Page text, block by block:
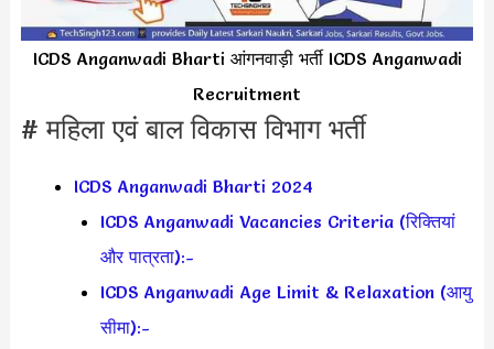
ICDS Anganwadi Bharti आंगनवाड़ी भर्ती ICDS Anganwadi
Recruitment
# महिला एवं बाल विकास विभाग भर्ती
ICDS Anganwadi Bharti 2024
ICDS Anganwadi Vacancies Criteria (रिक्तियां
और पात्रता):-
ICDS Anganwadi Age Limit & Relaxation (आयु
सीमा):-